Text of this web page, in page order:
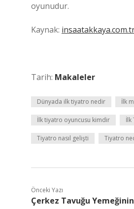
oyunudur.
Kaynak:
Tarih: Makaleler
Dünyada ilk tiyatro nedir İlk
İlk tiyatro oyuncusu kimdir İlk
Tiyatro nasıl gelişti Tiyatro
Önceki Yazı
Çerkez Tavuğu